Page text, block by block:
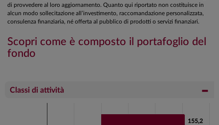
di provvedere al loro aggiornamento. Quanto qui riportato non costituisce in
alcun modo sollecitazione all’investimento, raccomandazione personalizzata,
consulenza finanziaria, né offerta al pubblico di prodotti o servizi finanziari.
Scopri come è composto il portafoglio del
fondo
Classi di attività
155,2
155,2